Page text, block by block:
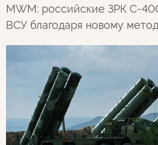
MWM: российские ЗРК С-
ВСУ благодаря новому